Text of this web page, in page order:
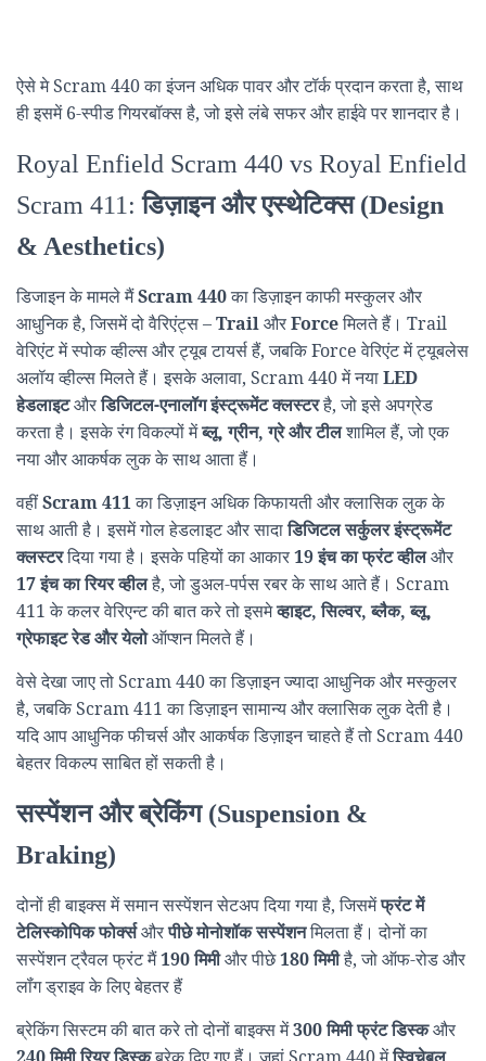
ऐसे मे Scram 440 का इंजन अधिक पावर और टॉर्क प्रदान करता है, साथ
ही इसमें 6-स्पीड गियरबॉक्स है, जो इसे लंबे सफर और हाईवे पर शानदार है।
Royal Enfield Scram 440 vs Royal Enfield
Scram 411:डिज़ाइन और एस्थेटिक्स (Design
& Aesthetics)
डिजाइन के मामले मैंScram 440का डिज़ाइन काफी मस्कुलर और
आधुनिक है, जिसमें दो वैरिएंट्स –TrailऔरForceमिलते हैं। Trail
वेरिएंट में स्पोक व्हील्स और ट्यूब टायर्स हैं, जबकि Force वेरिएंट में ट्यूबलेस
अलॉय व्हील्स मिलते हैं। इसके अलावा, Scram 440 में नयाLED
हेडलाइटऔरडिजिटल-एनालॉग इंस्ट्रूमेंट क्लस्टरहै, जो इसे अपग्रेड
करता है। इसके रंग विकल्पों मेंब्लू, ग्रीन, ग्रे और टीलशामिल हैं, जो एक
नया और आकर्षक लुक के साथ आता हैं।
वहींScram 411का डिज़ाइन अधिक किफायती और क्लासिक लुक के
साथ आती है। इसमें गोल हेडलाइट और सादाडिजिटल सर्कुलर इंस्ट्रूमेंट
क्लस्टरदिया गया है। इसके पहियों का आकार19 इंच का फ्रंट व्हीलऔर
17 इंच का रियर व्हीलहै, जो डुअल-पर्पस रबर के साथ आते हैं। Scram
411 के कलर वेरिएन्ट की बात करे तो इसमेव्हाइट, सिल्वर, ब्लैक, ब्लू,
ग्रेफाइट रेड और येलोऑप्शन मिलते हैं।
वेसे देखा जाए तो Scram 440 का डिज़ाइन ज्यादा आधुनिक और मस्कुलर
है, जबकि Scram 411 का डिज़ाइन सामान्य और क्लासिक लुक देती है।
यदि आप आधुनिक फीचर्स और आकर्षक डिज़ाइन चाहते हैं तो Scram 440
बेहतर विकल्प साबित हों सकती है।
सस्पेंशन और ब्रेकिंग (Suspension &
Braking)
दोनों ही बाइक्स में समान सस्पेंशन सेटअप दिया गया है, जिसमेंफ्रंट में
टेलिस्कोपिक फोर्क्सऔरपीछे मोनोशॉक सस्पेंशनमिलता हैं। दोनों का
सस्पेंशन ट्रैवल फ्रंट मैं190 मिमीऔर पीछे180 मिमीहै, जो ऑफ-रोड और
लॉंग ड्राइव के लिए बेहतर हैं
ब्रेकिंग सिस्टम की बात करे तो दोनों बाइक्स में300 मिमी फ्रंट डिस्कऔर